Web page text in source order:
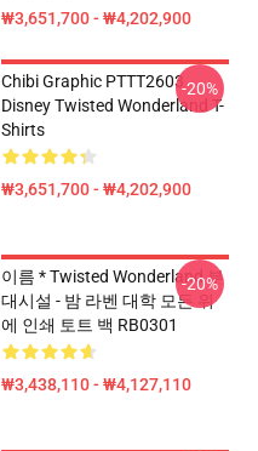
₩3,651,700 - ₩4,202,900
Chibi Graphic PTTT2603
Disney Twisted Wonderland T-
Shirts
₩3,651,700 - ₩4,202,900
-20%
이름 * Twisted Wonderland 부
대시설 - 밤 라벤 대학 모든 위
에 인쇄 토트 백 RB0301
₩3,438,110 - ₩4,127,110
-20%